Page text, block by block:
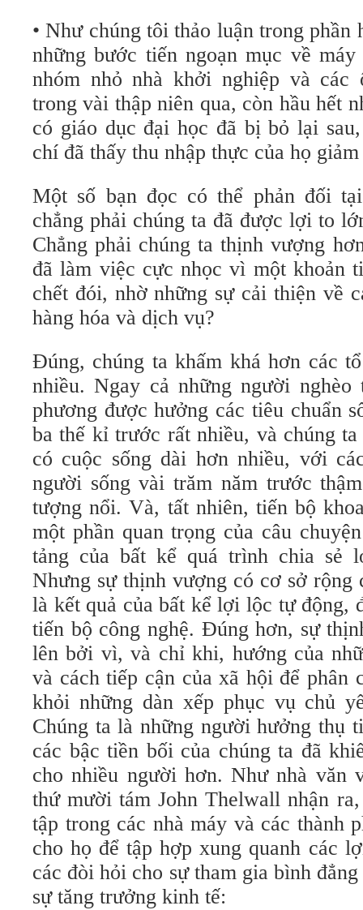
• Như chúng tôi thảo luận trong phần
những bước tiến ngoạn mục về
nhóm nhỏ nhà khởi nghiệp và các
trong vài thập niên qua, còn hầu hết
có giáo dục đại học đã bị bỏ lại
chí đã thấy thu nhập thực của họ
Một số bạn đọc có thể phản đối
chẳng phải chúng ta đã được lợi to
Chẳng phải chúng ta thịnh vượng
đã làm việc cực nhọc vì một khoản
chết đói, nhờ những sự cải thiện về
hàng hóa và dịch vụ?
Đúng, chúng ta khấm khá hơn các
nhiều. Ngay cả những người
phương được hưởng các tiêu chuẩn
ba thế kỉ trước rất nhiều, và chúng ta
có cuộc sống dài hơn nhiều, với
người sống vài trăm năm trước
tượng nổi. Và, tất nhiên, tiến bộ
một phần quan trọng của câu
tảng của bất kể quá trình chia sẻ
Nhưng sự thịnh vượng có cơ sở rộng
là kết quả của bất kể lợi lộc tự động,
tiến bộ công nghệ. Đúng hơn, sự
lên bởi vì, và chỉ khi, hướng của
và cách tiếp cận của xã hội để
khỏi những dàn xếp phục vụ chủ
Chúng ta là những người hưởng thụ
các bậc tiền bối của chúng ta đã
cho nhiều người hơn. Như nhà văn
thứ mười tám John Thelwall nhận
tập trong các nhà máy và các thành
cho họ để tập hợp xung quanh các
các đòi hỏi cho sự tham gia bình
sự tăng trưởng kinh tế: